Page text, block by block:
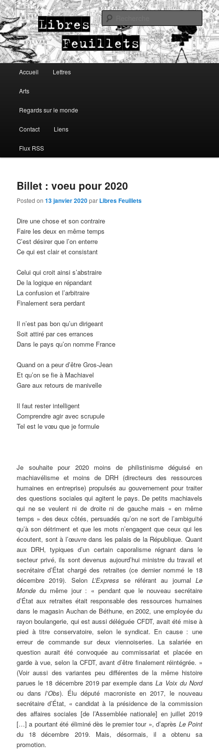
Libres Feuillets
Lettres, arts, regards sur le monde
Aller au contenu principal
Aller au contenu secondaire
Accueil Lettres
Arts
Regards sur le monde
Contact Liens
Flux RSS
Billet : voeu pour 2020
Posted on13 janvier 2020par Libres Feuillets
Dire une chose et son contraire
Faire les deux en même temps
C’est désirer que l’on enterre
Ce qui est clair et consistant
Celui qui croit ainsi s’abstraire
De la logique en répandant
La confusion et l’arbitraire
Finalement sera perdant
Il n’est pas bon qu’un dirigeant
Soit attiré par ces errances
Dans le pays qu’on nomme France
Quand on a peur d’être Gros-Jean
Et qu’on se fie à Machiavel
Gare aux retours de manivelle
Il faut rester intelligent
Comprendre agir avec scrupule
Tel est le vœu que je formule
Je souhaite pour 2020 moins de philistinisme déguisé en
machiavélisme et moins de DRH (directeurs des ressources
humaines en entreprise) propulsés au gouvernement pour traiter
des questions sociales qui agitent le pays. De petits machiavels
qui ne se veulent ni de droite ni de gauche mais « en même
temps » des deux côtés, persuadés qu’on ne sort de l’ambiguïté
qu’à son détriment et que les mots n’engagent que ceux qui les
écoutent, sont à l’œuvre dans les palais de la République. Quant
aux DRH, typiques d’un certain caporalisme régnant dans le
secteur privé, ils sont devenus aujourd’hui ministre du travail et
secrétaire d’État chargé des retraites (ce dernier nommé le 18
décembre 2019). Selon L’Express se référant au journal Le
Monde du même jour : « pendant que le nouveau secrétaire
d’État aux retraites était responsable des ressources humaines
dans le magasin Auchan de Béthune, en 2002, une employée du
rayon boulangerie, qui est aussi déléguée CFDT, avait été mise à
pied à titre conservatoire, selon le syndicat. En cause : une
erreur de commande sur deux viennoiseries. La salariée en
question aurait été convoquée au commissariat et placée en
garde à vue, selon la CFDT, avant d’être finalement réintégrée. »
(Voir aussi des variantes peu différentes de la même histoire
parues le 18 décembre 2019 par exemple dansLa Voix du Nord
ou dansl’Obs). Élu député macroniste en 2017, le nouveau
secrétaire d’État, « candidat à la présidence de la commission
des affaires sociales [de l’Assemblée nationale] en juillet 2019
[…] a pourtant été éliminé dès le premier tour », d’après Le Point
du 18 décembre 2019. Mais, désormais, il a obtenu sa
promotion.